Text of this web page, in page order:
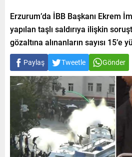
Erzurum’da İBB Başkanı Ekrem
yapılan taşlı saldırıya ilişkin
gözaltına alınanların sayısı 15’e
Paylaş Tweetle Gönder